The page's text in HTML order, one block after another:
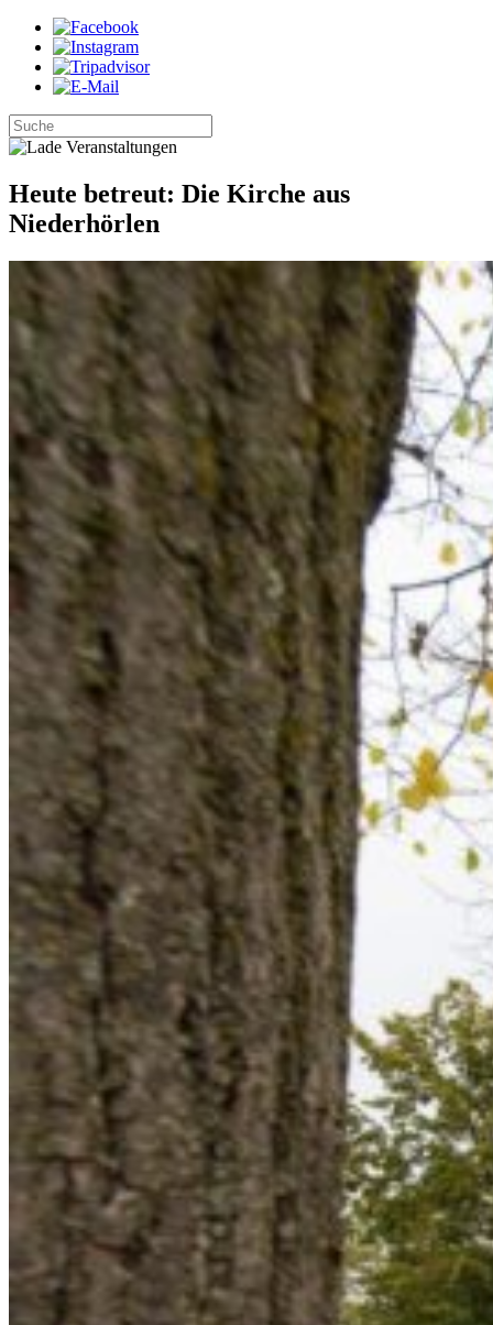
Heute betreut: Die Kirche aus
Niederhörlen